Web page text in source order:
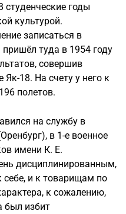
студенческие годы
культурой.
записаться в
туда в 1954 году
совершив
18. На счету у него к
полетов.
на службу в
в 1-е военное
имени К. Е.
дисциплинированным,
себе, и к товарищам по
к сожалению,
был избит